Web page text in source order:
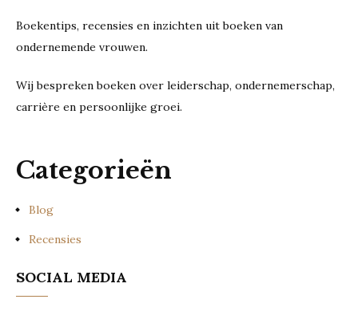
Boekentips, recensies en inzichten uit boeken van
ondernemende vrouwen.
Wij bespreken boeken over leiderschap, ondernemerschap,
carrière en persoonlijke groei.
Categorieën
Blog
Recensies
SOCIAL MEDIA